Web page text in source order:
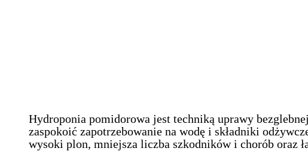
Hydroponia pomidorowa jest techniką uprawy
zaspokoić zapotrzebowanie na wodę i składniki
wysoki plon, mniejsza liczba szkodników i chorób oraz